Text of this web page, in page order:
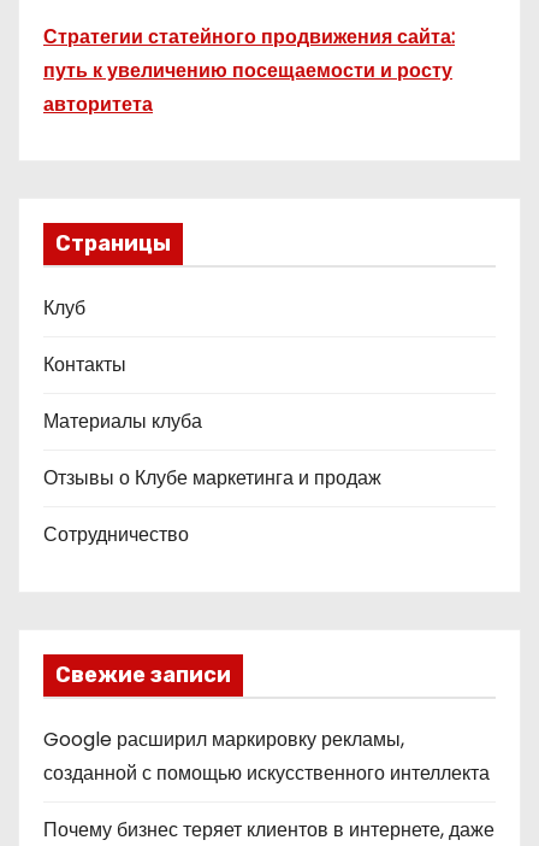
Стратегии статейного продвижения сайта:
путь к увеличению посещаемости и росту
авторитета
Страницы
Клуб
Контакты
Материалы клуба
Отзывы о Клубе маркетинга и продаж
Сотрудничество
Свежие записи
Google расширил маркировку рекламы,
созданной с помощью искусственного интеллекта
Почему бизнес теряет клиентов в интернете, даже